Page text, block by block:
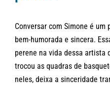
Conversar com Simone é
bem-humorada e sincera.
perene na vida dessa artista
trocou as quadras de
neles, deixa a sinceridade